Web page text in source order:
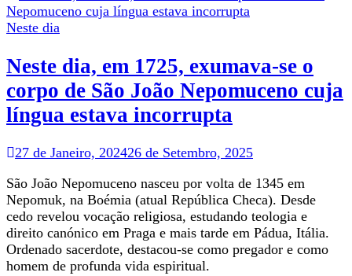
Neste dia
Neste dia, em 1725, exumava-se o
corpo de São João Nepomuceno cuja
língua estava incorrupta
27 de Janeiro, 202426 de Setembro, 2025
São João Nepomuceno nasceu por volta de 1345 em
Nepomuk, na Boémia (atual República Checa). Desde
cedo revelou vocação religiosa, estudando teologia e
direito canónico em Praga e mais tarde em Pádua, Itália.
Ordenado sacerdote, destacou-se como pregador e como
homem de profunda vida espiritual.